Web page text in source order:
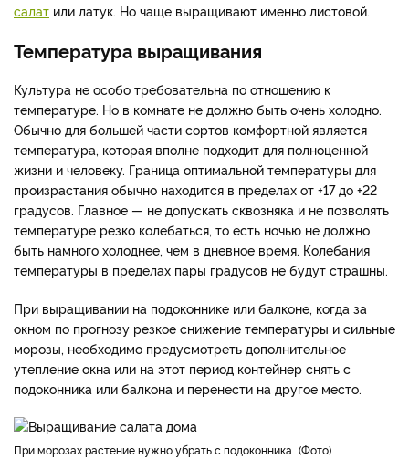
салат или латук. Но чаще выращивают именно листовой.
Температура выращивания
Культура не особо требовательна по отношению к
температуре. Но в комнате не должно быть очень холодно.
Обычно для большей части сортов комфортной является
температура, которая вполне подходит для полноценной
жизни и человеку. Граница оптимальной температуры для
произрастания обычно находится в пределах от +17 до +22
градусов. Главное — не допускать сквозняка и не позволять
температуре резко колебаться, то есть ночью не должно
быть намного холоднее, чем в дневное время. Колебания
температуры в пределах пары градусов не будут страшны.
При выращивании на подоконнике или балконе, когда за
окном по прогнозу резкое снижение температуры и сильные
морозы, необходимо предусмотреть дополнительное
утепление окна или на этот период контейнер снять с
подоконника или балкона и перенести на другое место.
При морозах растение нужно убрать с подоконника. Фото